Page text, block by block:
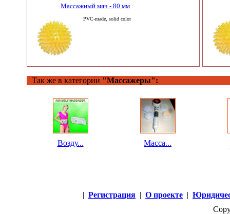
Массажный мяч - 80 мм
PVC-made, solid color
Так же в категории "Массажеры":
Возду... Масса...
| Регистрация | О проекте |